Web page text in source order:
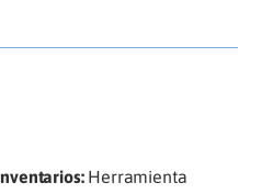
Herramienta